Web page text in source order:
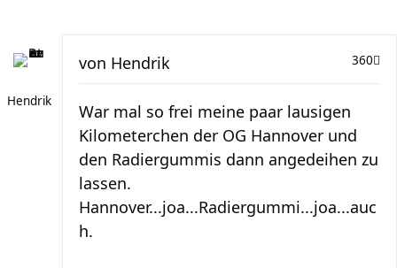
Hendrik
360
von Hendrik
War mal so frei meine paar lausigen
Kilometerchen der OG Hannover und
den Radiergummis dann angedeihen zu
lassen.
Hannover...joa...Radiergummi...joa...auc
h.